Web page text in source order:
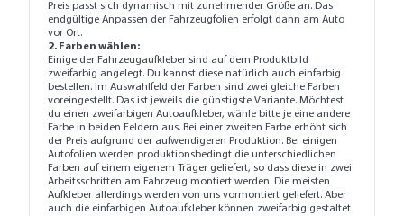
Preis passt sich dynamisch mit zunehmender Größe an. Das
endgültige Anpassen der Fahrzeugfolien erfolgt dann am Auto
vor Ort.
2. Farben wählen:
Einige der Fahrzeugaufkleber sind auf dem Produktbild
zweifarbig angelegt. Du kannst diese natürlich auch einfarbig
bestellen. Im Auswahlfeld der Farben sind zwei gleiche Farben
voreingestellt. Das ist jeweils die günstigste Variante. Möchtest
du einen zweifarbigen Autoaufkleber, wähle bitte je eine andere
Farbe in beiden Feldern aus. Bei einer zweiten Farbe erhöht sich
der Preis aufgrund der aufwendigeren Produktion. Bei einigen
Autofolien werden produktionsbedingt die unterschiedlichen
Farben auf einem eigenem Träger geliefert, so dass diese in zwei
Arbeitsschritten am Fahrzeug montiert werden. Die meisten
Aufkleber allerdings werden von uns vormontiert geliefert. Aber
auch die einfarbigen Autoaufkleber können zweifarbig gestaltet